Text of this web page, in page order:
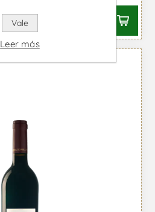
Vale
Leer más